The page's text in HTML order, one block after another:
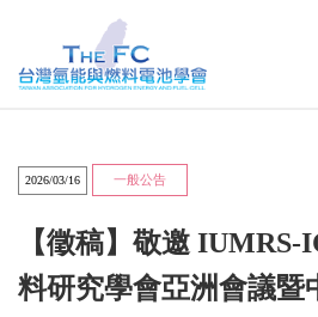
2026/03/16 一般公告
【徵稿】敬邀 IUMRS-
料研究學會亞洲會議暨